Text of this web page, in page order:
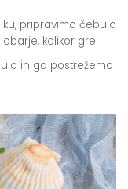
pripravimo čebulo
kolikor gre.
in ga postrežemo